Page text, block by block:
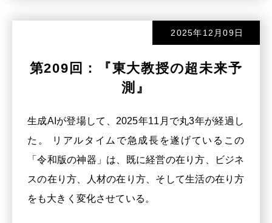
2025年12月09日
第209回：『東大教授の超未来予
測』
生成AIが登場して、2025年11月で丸3年が経過し
た。 リアルタイムで急成長を遂げているこの
「令和版の神器」は、既に経営の在り方、ビジネ
スの在り方、人材の在り方、そして生活の在り方
をも大きく変化させている。